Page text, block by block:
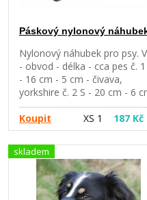
Páskový nylonový
Nylonový náhubek pro psy.
- obvod - délka - cca pes č. 1
- 16 cm - 5 cm - čivava,
yorkshire č. 2 S - 20 cm - 6
pudl č. 3 M - 25 cm - 7 cm -
knírač, pudl č. 4 ML - 29 cm
cm kokr č. 5 L - 32 cm - 9
dalmatin, pitbul č. 6 L - 34
10 cm - labrador, pitbul č. 7
36 cm - 10 cm - labrador,
č. 9 XXL - 38 cm - 12 cm -
bernský salaš č. 11 XXXL - 43
Koupit XS 1 187 Kč
skladem